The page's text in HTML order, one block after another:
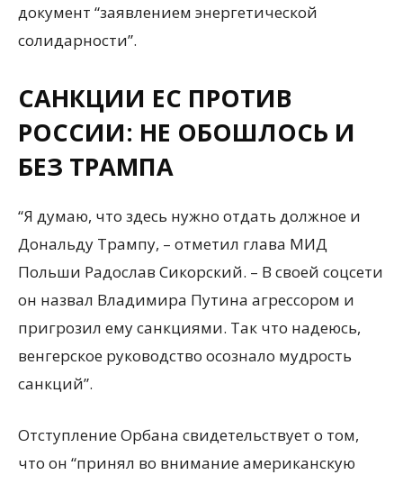
документ “заявлением энергетической
солидарности”.
САНКЦИИ ЕС ПРОТИВ
РОССИИ: НЕ ОБОШЛОСЬ И
БЕЗ ТРАМПА
“Я думаю, что здесь нужно отдать должное и
Дональду Трампу, – отметил глава МИД
Польши Радослав Сикорский. – В своей соцсети
он назвал Владимира Путина агрессором и
пригрозил ему санкциями. Так что надеюсь,
венгерское руководство осознало мудрость
санкций”.
Отступление Орбана свидетельствует о том,
что он “принял во внимание американскую